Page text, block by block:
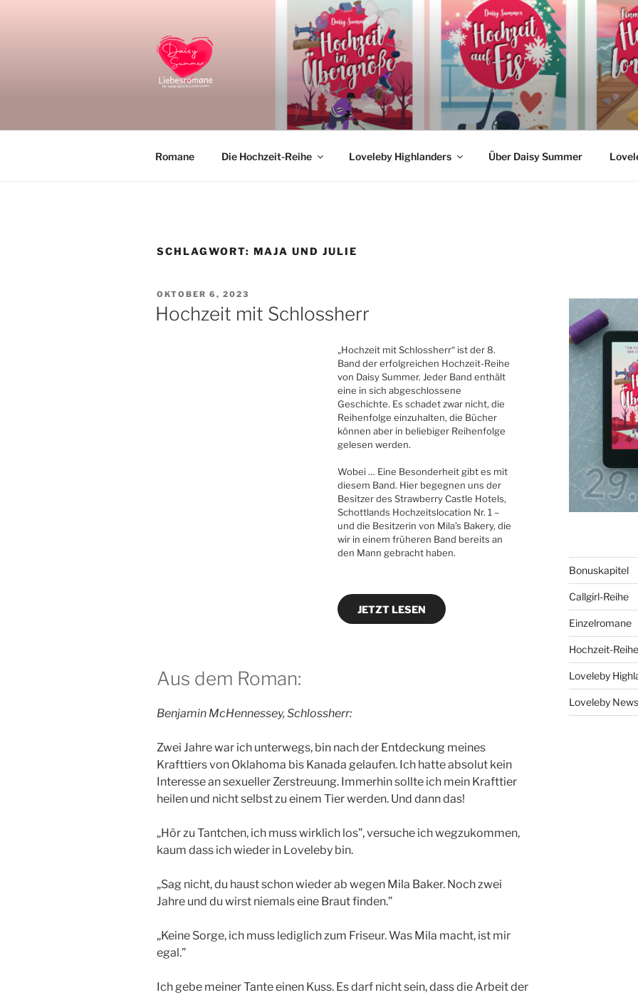
DAISY SUMMER
Liebesromane und Liebesromanreihen
Romane Die Hochzeit-Reihe Loveleby Highlanders Über Daisy Summer
SCHLAGWORT: MAJA UND JULIE
VERÖFFENTLICHT
AM
OKTOBER 6, 2023
Hochzeit mit Schlossherr
„Hochzeit mit Schlossherr“ ist der 8.
Band der erfolgreichen Hochzeit-Reihe
von Daisy Summer. Jeder Band enthält
eine in sich abgeschlossene
Geschichte. Es schadet zwar nicht, die
Reihenfolge einzuhalten, die Bücher
können aber in beliebiger Reihenfolge
gelesen werden.
Wobei … Eine Besonderheit gibt es mit
diesem Band. Hier begegnen uns der
Besitzer des Strawberry Castle Hotels,
Schottlands Hochzeitslocation Nr. 1 –
und die Besitzerin von Mila’s Bakery, die
wir in einem früheren Band bereits an
den Mann gebracht haben.
JETZT LESEN
Aus dem Roman:
Benjamin McHennessey, Schlossherr:
Zwei Jahre war ich unterwegs, bin nach der Entdeckung meines
Krafttiers von Oklahoma bis Kanada gelaufen. Ich hatte absolut kein
Interesse an sexueller Zerstreuung. Immerhin sollte ich mein Krafttier
heilen und nicht selbst zu einem Tier werden. Und dann das!
„Hör zu Tantchen, ich muss wirklich los”, versuche ich wegzukommen,
kaum dass ich wieder in Loveleby bin.
„Sag nicht, du haust schon wieder ab wegen Mila Baker. Noch zwei
Jahre und du wirst niemals eine Braut finden.”
„Keine Sorge, ich muss lediglich zum Friseur. Was Mila macht, ist mir
egal.”
Ich gebe meiner Tante einen Kuss. Es darf nicht sein, dass die Arbeit der
Bonuskapitel
Callgirl-Reihe
Einzelromane
Hochzeit-Reihe
Loveleby
Loveleby News